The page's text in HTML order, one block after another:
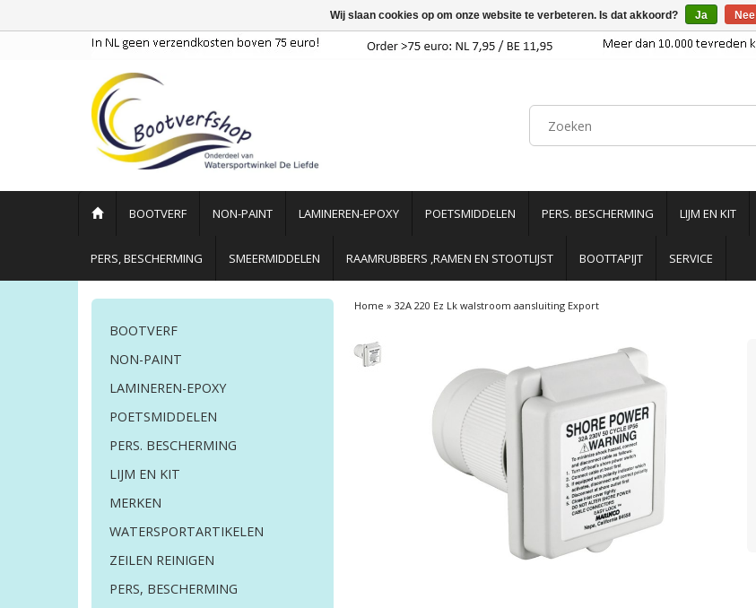
BOOTVERF NON-PAINT LAMINEREN-EPOXY POETSMIDDELEN PERS. BESCHERMING LIJM EN KIT
PERS, BESCHERMING SMEERMIDDELEN RAAMRUBBERS ,RAMEN EN STOOTLIJST BOOTTAPIJT SERVICE
BOOTVERF
NON-PAINT
LAMINEREN-EPOXY
POETSMIDDELEN
PERS. BESCHERMING
LIJM EN KIT
MERKEN
WATERSPORTARTIKELEN
ZEILEN REINIGEN
PERS, BESCHERMING
Home » 32A 220 Ez Lk walstroom aansluiting Export
Wij slaan cookies op om onze website te verbeteren. Is dat akkoord? Ja Nee